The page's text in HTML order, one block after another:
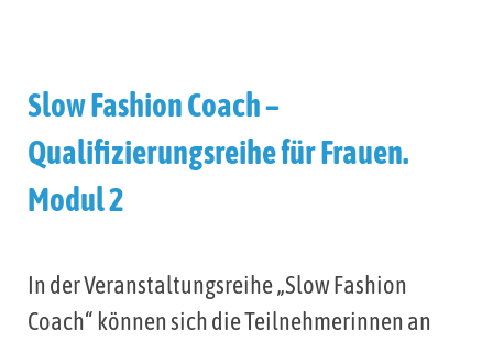
Slow Fashion Coach –
Qualifizierungsreihe für Frauen.
Modul 2
In der Veranstaltungsreihe „Slow Fashion
Coach“ können sich die Teilnehmerinnen an